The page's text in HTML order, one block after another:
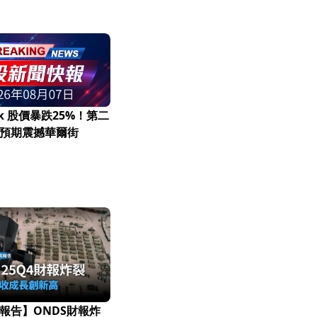
股價暴跌25%！第二
期震撼華爾街
告】ONDS財報炸